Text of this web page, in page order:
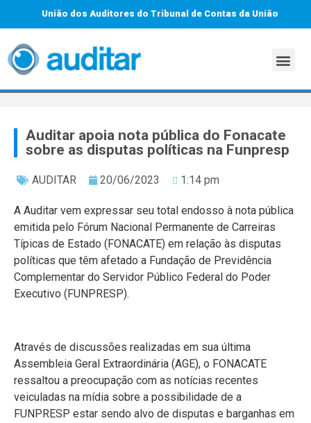
União dos Auditores do Tribunal de Contas da União
Auditar apoia nota pública do Fonacate
sobre as disputas políticas na Funpresp
AUDITAR 20/06/2023 1:14 pm
A Auditar vem expressar seu total endosso à nota pública
emitida pelo Fórum Nacional Permanente de Carreiras
Típicas de Estado (FONACATE) em relação às disputas
políticas que têm afetado a Fundação de Previdência
Complementar do Servidor Público Federal do Poder
Executivo (FUNPRESP).
Através de discussões realizadas em sua última
Assembleia Geral Extraordinária (AGE), o FONACATE
ressaltou a preocupação com as notícias recentes
veiculadas na mídia sobre a possibilidade de a
FUNPRESP estar sendo alvo de disputas e barganhas em